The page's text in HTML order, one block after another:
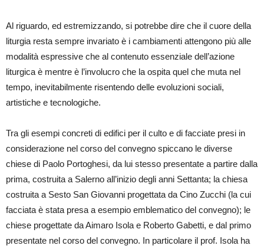
Al riguardo, ed estremizzando, si potrebbe dire che il cuore della
liturgia resta sempre invariato è i cambiamenti attengono più alle
modalità espressive che al contenuto essenziale dell’azione
liturgica è mentre è l’involucro che la ospita quel che muta nel
tempo, inevitabilmente risentendo delle evoluzioni sociali,
artistiche e tecnologiche.
Tra gli esempi concreti di edifici per il culto e di facciate presi in
considerazione nel corso del convegno spiccano le diverse
chiese di Paolo Portoghesi, da lui stesso presentate a partire dalla
prima, costruita a Salerno all’inizio degli anni Settanta; la chiesa
costruita a Sesto San Giovanni progettata da Cino Zucchi (la cui
facciata è stata presa a esempio emblematico del convegno); le
chiese progettate da Aimaro Isola e Roberto Gabetti, e dal primo
presentate nel corso del convegno. In particolare il prof. Isola ha